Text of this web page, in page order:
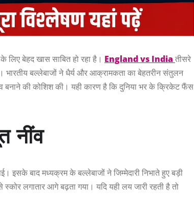
बेहद खास साबित हो रहा है। England vs India तीसरे
भारतीय बल्लेबाजों ने धैर्य और आक्रामकता का बेहतरीन संतुलन
बनाने की कोशिश की। यही कारण है कि दुनिया भर के क्रिकेट फैंस
नींव
इसके बाद मध्यक्रम के बल्लेबाजों ने जिम्मेदारी निभाते हुए बड़ी
लगातार आगे बढ़ता गया। यदि यही लय जारी रहती है तो